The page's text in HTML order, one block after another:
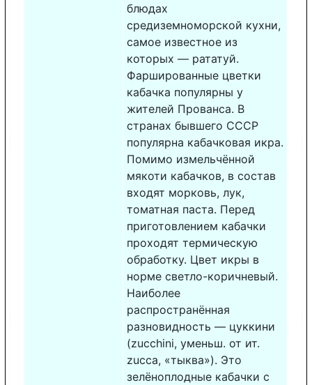
блюдах
средиземноморской кухни,
самое известное из
которых — рататуй.
Фаршированные цветки
кабачка популярны у
жителей Прованса. В
странах бывшего СССР
популярна кабачковая икра.
Помимо измельчённой
мякоти кабачков, в состав
входят морковь, лук,
томатная паста. Перед
приготовлением кабачки
проходят термическую
обработку. Цвет икры в
норме светло-коричневый.
Наиболее
распространённая
разновидность — цуккини
(zucchini, уменьш. от ит.
zucca, «тыква»). Это
зелёноплодные кабачки с